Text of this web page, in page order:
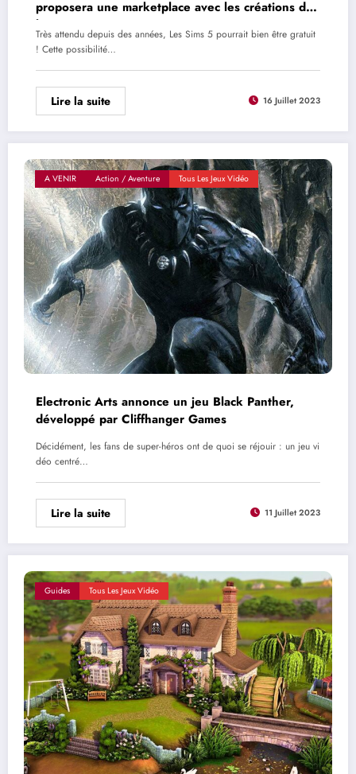
proposera une marketplace avec les créations de
la communauté
Très attendu depuis des années, Les Sims 5 pourrait bien être gratuit
! Cette possibilité…
Lire la suite 16 Juillet 2023
A VENIR Action / Aventure Tous Les Jeux Vidéo
Electronic Arts annonce un jeu Black Panther,
développé par Cliffhanger Games
Décidément, les fans de super-héros ont de quoi se réjouir : un jeu vi
déo centré…
Lire la suite 11 Juillet 2023
Guides Tous Les Jeux Vidéo